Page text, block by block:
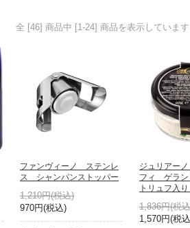
全 [46] 商品中 [1-24] 商品を表示しています
ファンヴィーノ ステンレ
ス シャンパンストッパー
1,210円(税込)
970円(税込)
ジュリアー
フィ ゲラ
トリュフ入
1,836円(税
1,570円(税